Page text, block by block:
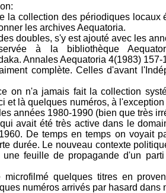
la collection des périodiques
les archives Aequatoria.
doubles, s'y est ajouté avec les
à la bibliothèque
Annales Aequatoria 4(1983)
complète. Celles d'avant
on n'a jamais fait la collection
et là quelques numéros, à
années 1980-1990 (bien que très
avait été très active dans le
De temps en temps on voyait
durée. Le nouveau contexte
une feuille de propagande d'un
microfilmé quelques titres en
numéros arrivés par hasard dans